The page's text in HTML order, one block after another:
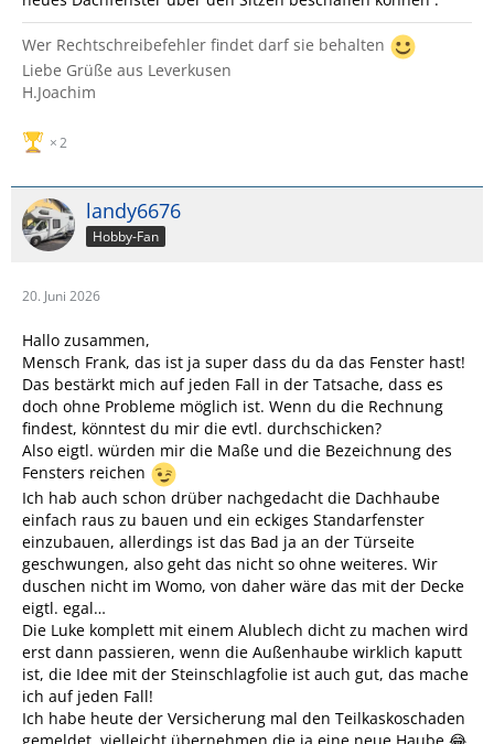
Wer Rechtschreibefehler findet darf sie behalten
Liebe Grüße aus Leverkusen
H.Joachim
2
landy6676
Hobby-Fan
20. Juni 2026
Hallo zusammen,
Mensch Frank, das ist ja super dass du da das Fenster hast!
Das bestärkt mich auf jeden Fall in der Tatsache, dass es
doch ohne Probleme möglich ist. Wenn du die Rechnung
findest, könntest du mir die evtl. durchschicken?
Also eigtl. würden mir die Maße und die Bezeichnung des
Fensters reichen
Ich hab auch schon drüber nachgedacht die Dachhaube
einfach raus zu bauen und ein eckiges Standarfenster
einzubauen, allerdings ist das Bad ja an der Türseite
geschwungen, also geht das nicht so ohne weiteres. Wir
duschen nicht im Womo, von daher wäre das mit der Decke
eigtl. egal…
Die Luke komplett mit einem Alublech dicht zu machen wird
erst dann passieren, wenn die Außenhaube wirklich kaputt
ist, die Idee mit der Steinschlagfolie ist auch gut, das mache
ich auf jeden Fall!
Ich habe heute der Versicherung mal den Teilkaskoschaden